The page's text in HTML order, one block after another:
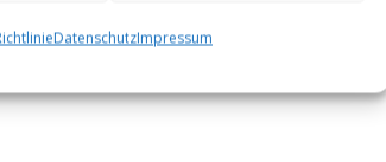
DatenschutzImpressum